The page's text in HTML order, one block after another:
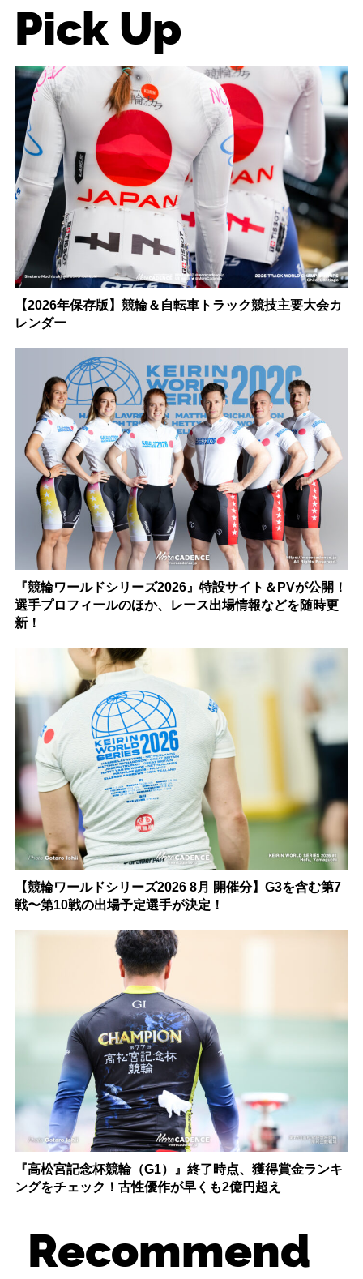
Pick Up
【2026年保存版】競輪＆自転車トラック競技主要大会カ
レンダー
『競輪ワールドシリーズ2026』特設サイト＆PVが公開！
選手プロフィールのほか、レース出場情報などを随時更
新！
【競輪ワールドシリーズ2026 8月 開催分】G3を含む第7
戦〜第10戦の出場予定選手が決定！
『高松宮記念杯競輪（G1）』終了時点、獲得賞金ランキ
ングをチェック！古性優作が早くも2億円超え
Recommend